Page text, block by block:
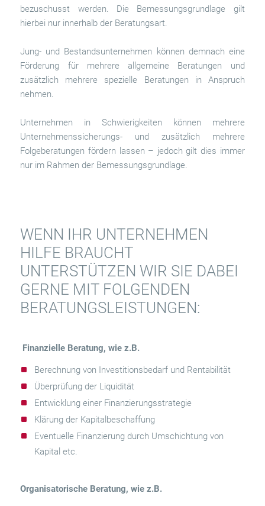
bezuschusst werden. Die Bemessungsgrundlage gilt
hierbei nur innerhalb der Beratungsart.
Jung- und Bestandsunternehmen können demnach eine
Förderung für mehrere allgemeine Beratungen und
zusätzlich mehrere spezielle Beratungen in Anspruch
nehmen.
Unternehmen in Schwierigkeiten können mehrere
Unternehmenssicherungs- und zusätzlich mehrere
Folgeberatungen fördern lassen – jedoch gilt dies immer
nur im Rahmen der Bemessungsgrundlage.
WENN IHR UNTERNEHMEN
HILFE BRAUCHT
UNTERSTÜTZEN WIR SIE DABEI
GERNE MIT FOLGENDEN
BERATUNGSLEISTUNGEN:
Finanzielle Beratung, wie z.B.
Berechnung von Investitionsbedarf und Rentabilität
Überprüfung der Liquidität
Entwicklung einer Finanzierungsstrategie
Klärung der Kapitalbeschaffung
Eventuelle Finanzierung durch Umschichtung von
Kapital etc.
Organisatorische Beratung, wie z.B.